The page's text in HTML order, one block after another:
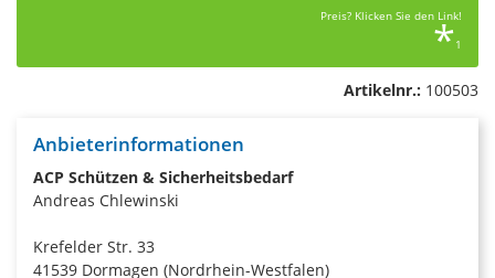
Preis? Klicken Sie den Link!
*1
Artikelnr.: 100503
Anbieterinformationen
ACP Schützen & Sicherheitsbedarf
Andreas Chlewinski
Krefelder Str. 33
41539 Dormagen (Nordrhein-Westfalen)